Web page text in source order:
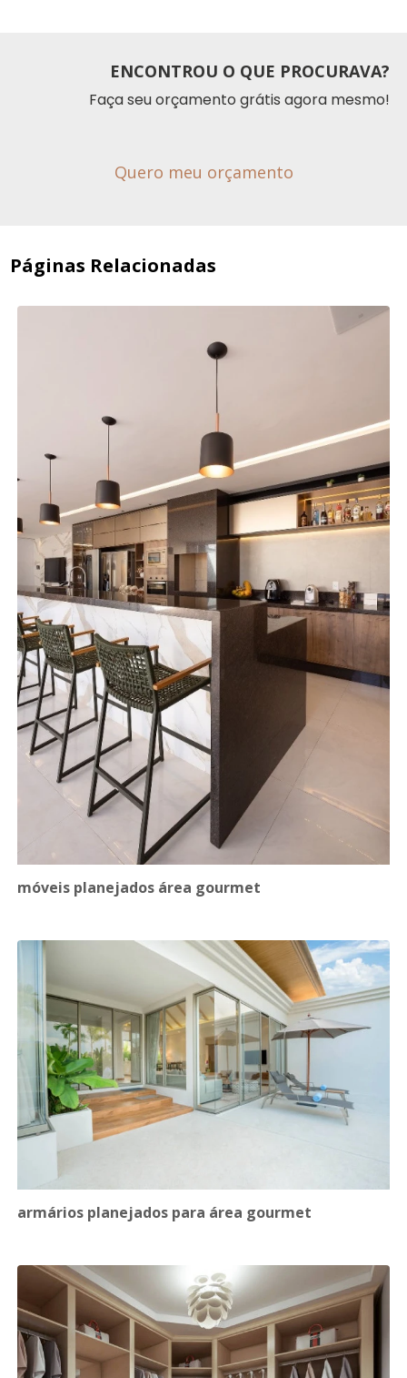
ENCONTROU O QUE PROCURAVA?
Faça seu orçamento grátis agora mesmo!
Quero meu orçamento
Páginas Relacionadas
móveis planejados área gourmet
armários planejados para área gourmet